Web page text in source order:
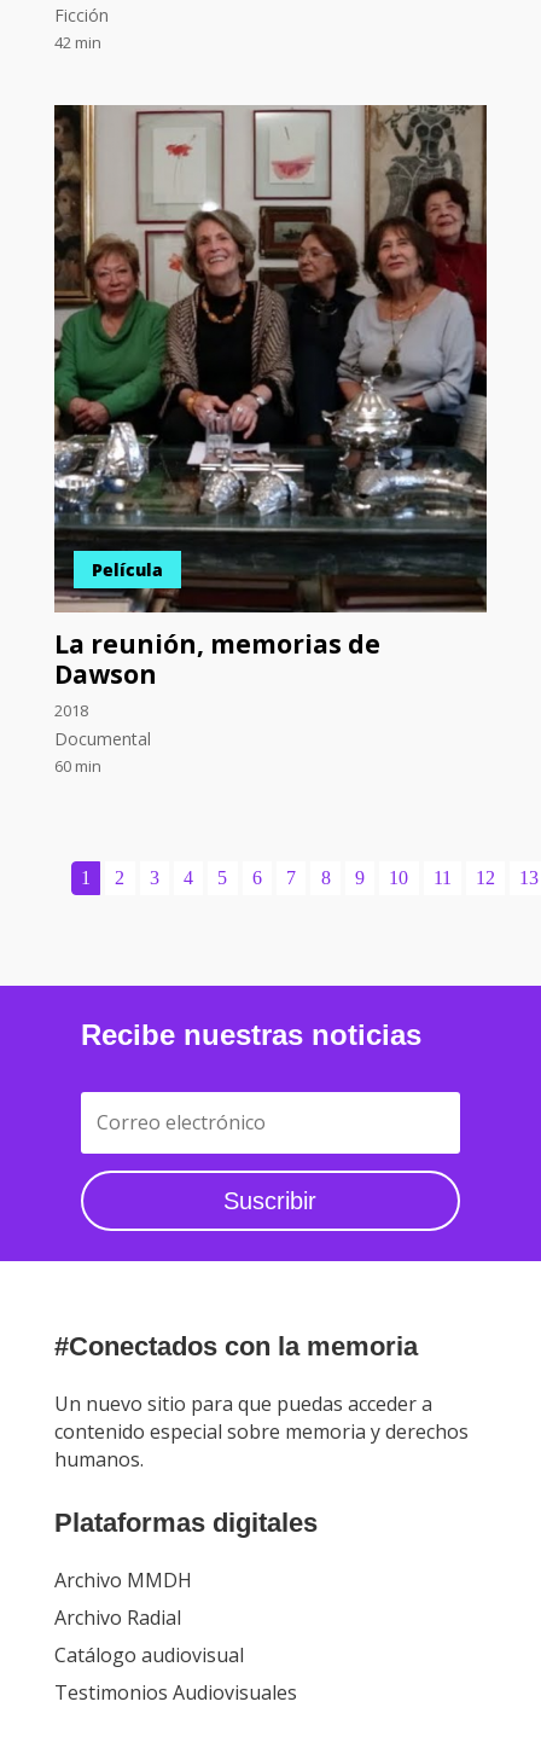
Ficción
42 min
Película
La reunión, memorias de
Dawson
2018
Documental
60 min
1 2 3 4 5 6 7 8 9 10 11 12 13
Recibe nuestras noticias
Suscribir
#Conectados con la memoria
Un nuevo sitio para que puedas acceder a
contenido especial sobre memoria y derechos
humanos.
Plataformas digitales
Archivo MMDH
Archivo Radial
Catálogo audiovisual
Testimonios Audiovisuales